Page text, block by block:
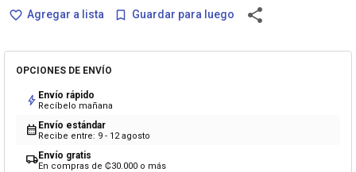
favorite_border Agregar a lista bookmark_border Guardar para luego share
OPCIONES DE ENVÍO
bolt Envío rápido
Recíbelo mañana
calendar_month Envío estándar
Recibe entre: 9 - 12 agosto
local_shippingEnvío gratis
En compras de ₡30.000 o más